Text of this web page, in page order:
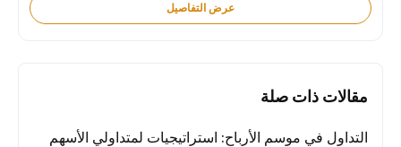
عرض التفاصيل
مقالات ذات صلة
التداول في موسم الأرباح: استراتيجيات لمتداولي الأسهم